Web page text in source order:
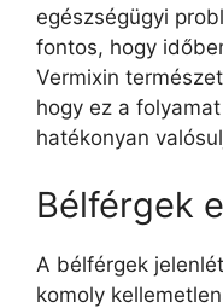
egészségügyi
fontos, hogy
Vermixin
hogy ez a
hatékonyan
Bélférgek
A bélférgek
komoly